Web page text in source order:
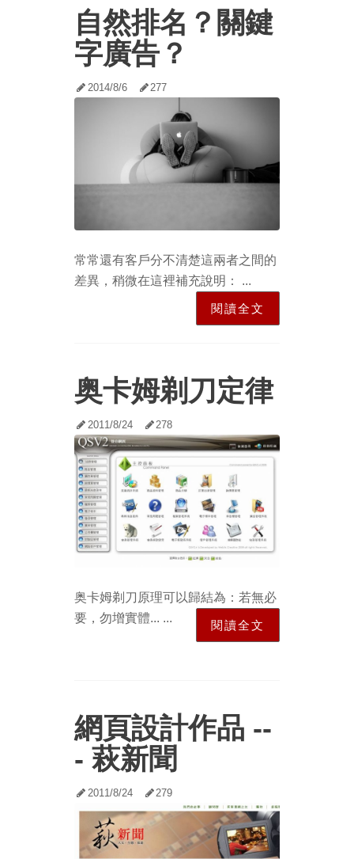
自然排名？關鍵
字廣告？
2014/8/6 277
常常還有客戶分不清楚這兩者之間的
差異，稍微在這裡補充說明： ...
閱讀全文
奥卡姆剃刀定律
2011/8/24 278
奥卡姆剃刀原理可以歸結為：若無必
要，勿增實體... ...
閱讀全文
網頁設計作品 --
- 萩新聞
2011/8/24 279